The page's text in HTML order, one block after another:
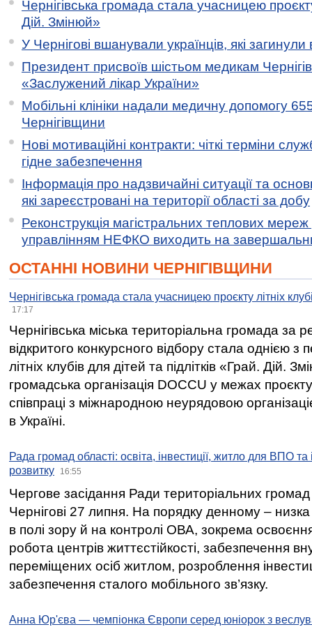
Чернігівська громада стала учасницею
Дій. Змінюй»
У Чернігові вшанували українців, які загинули
Президент присвоїв шістьом медикам
«Заслужений лікар України»
Мобільні клініки надали медичну допомогу
Чернігівщини
Нові мотиваційні контракти: чіткі терміни
гідне забезпечення
Інформація про надзвичайні ситуації та
які зареєстровані на території області за добу
Реконструкція магістральних теплових мереж
управлінням НЕФКО виходить на
ОСТАННІ НОВИНИ ЧЕРНІГІВЩИНИ
Чернігівська громада стала учасницею проєкту літніх
17:17
Чернігівська міська територіальна громада за
відкритого конкурсного відбору стала однією
літніх клубів для дітей та підлітків «Грай. Дій.
громадська організація DOCCU у межах
співпраці з міжнародною неурядовою
в Україні.
Рада громад області: освіта, інвестиції, житло для ВПО
розвитку
16:55
Чергове засідання Ради територіальних громад
Чернігові 27 липня. На порядку денному –
в полі зору й на контролі ОВА, зокрема освоєння
робота центрів життєстійкості, забезпечення
переміщених осіб житлом, розроблення
забезпечення сталого мобільного зв’язку.
Анна Юр'єва — чемпіонка Європи серед юніорок з